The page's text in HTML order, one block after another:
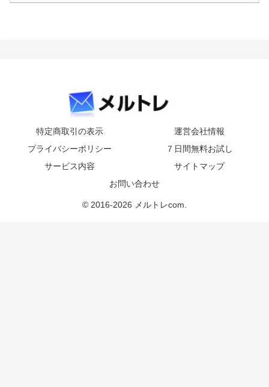
特定商取引の表示
運営会社情報
プライバシーポリシー
７日間無料お試し
サービス内容
サイトマップ
お問い合わせ
© 2016-2026 メルトレcom.